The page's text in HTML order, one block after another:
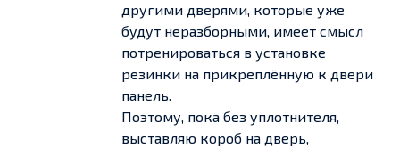
другими дверями, которые уже
будут неразборными, имеет смысл
потренироваться в установке
резинки на прикреплённую к двери
панель.
Поэтому, пока без уплотнителя,
выставляю короб на дверь,